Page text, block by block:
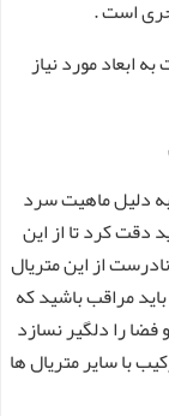
است .
ابعاد مورد نیاز
دلیل ماهیت سرد
دقت کرد تا از این
از این متریال
مراقب باشید که
را دلگیر نسازد
با سایر متریال ها